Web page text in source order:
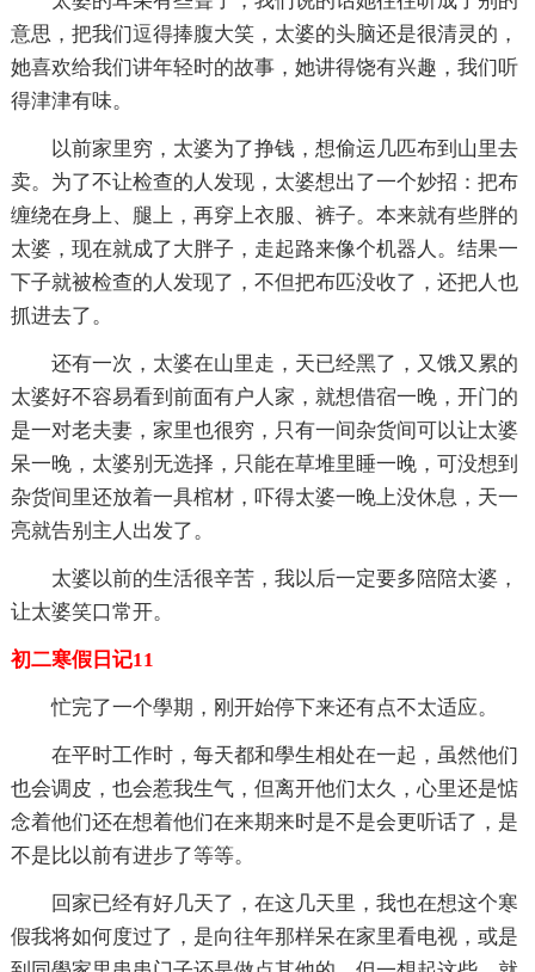
意思，把我们逗得捧腹大笑，太婆的头脑还是很清灵的，
她喜欢给我们讲年轻时的故事，她讲得饶有兴趣，我们听
得津津有味。
以前家里穷，太婆为了挣钱，想偷运几匹布到山里去
卖。为了不让检查的人发现，太婆想出了一个妙招：把布
缠绕在身上、腿上，再穿上衣服、裤子。本来就有些胖的
太婆，现在就成了大胖子，走起路来像个机器人。结果一
下子就被检查的人发现了，不但把布匹没收了，还把人也
抓进去了。
还有一次，太婆在山里走，天已经黑了，又饿又累的
太婆好不容易看到前面有户人家，就想借宿一晚，开门的
是一对老夫妻，家里也很穷，只有一间杂货间可以让太婆
呆一晚，太婆别无选择，只能在草堆里睡一晚，可没想到
杂货间里还放着一具棺材，吓得太婆一晚上没休息，天一
亮就告别主人出发了。
太婆以前的生活很辛苦，我以后一定要多陪陪太婆，
让太婆笑口常开。
初二寒假日记11
忙完了一个學期，刚开始停下来还有点不太适应。
在平时工作时，每天都和學生相处在一起，虽然他们
也会调皮，也会惹我生气，但离开他们太久，心里还是惦
念着他们还在想着他们在来期来时是不是会更听话了，是
不是比以前有进步了等等。
回家已经有好几天了，在这几天里，我也在想这个寒
假我将如何度过了，是向往年那样呆在家里看电视，或是